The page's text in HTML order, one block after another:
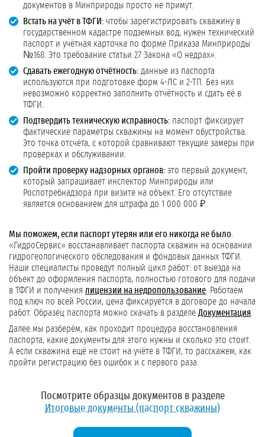
документов в Минприроды просто не примут.
Встать на учёт в ТФГИ: чтобы зарегистрировать скважину в
государственном кадастре подземных вод, нужен технический
паспорт и учётная карточка по форме Приказа Минприроды
№168. Это требование статьи 27 Закона «О недрах».
Сдавать ежегодную отчётность: данные из паспорта
используются при подготовке форм 4-ЛС и 2-ТП. Без них
невозможно корректно заполнить отчётность и сдать её в
ТФГИ.
Подтвердить техническую исправность: паспорт фиксирует
фактические параметры скважины на момент обустройства.
Это точка отсчёта, с которой сравнивают текущие замеры при
проверках и обслуживании.
Пройти проверку надзорных органов: это первый документ,
который запрашивает инспектор Минприроды или
Роспотребнадзора при визите на объект. Его отсутствие
является основанием для штрафа до 1 000 000 ₽.
Мы поможем, если паспорт утерян или его никогда не было
«ГидроСервис» восстанавливает паспорта скважин на основании
гидрогеологического обследования и фондовых данных ТФГИ.
Наши специалисты проведут полный цикл работ: от выезда на
объект до оформления паспорта, полностью готового для подачи
в ТФГИ и получения лицензии на недропользование . Работаем
под ключ по всей России, цена фиксируется в договоре до начала
работ. Образец паспорта можно скачать в разделе Документация
Далее мы разберём, как проходит процедура восстановления
паспорта, какие документы для этого нужны и сколько это стоит.
А если скважина ещё не стоит на учёте в ТФГИ, то расскажем, как
пройти регистрацию без ошибок и с первого раза.
Посмотрите образцы документов в разделе
Итоговые документы (паспорт скважины)